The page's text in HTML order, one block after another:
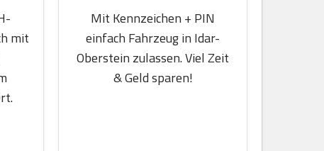
mit
Mit Kennzeichen + PIN
einfach Fahrzeug in Idar-
Oberstein zulassen. Viel Zeit
& Geld sparen!